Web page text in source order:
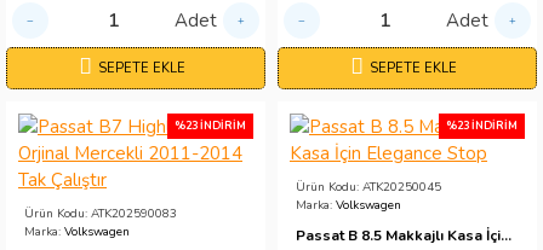
Adet
SEPETE EKLE
Adet
SEPETE EKLE
%23 İNDIRIM
Ürün Kodu: ATK202590083
Marka: Volkswagen
%23 İNDIRIM
Ürün Kodu: ATK20250045
Marka: Volkswagen
Passat B 8.5 Makkajlı Kasa İçin Elegance Stop